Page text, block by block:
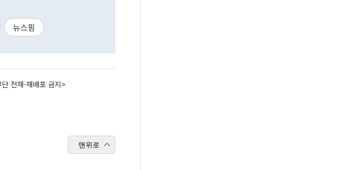
뉴스핌
전재-재배포 금지>
맨위로